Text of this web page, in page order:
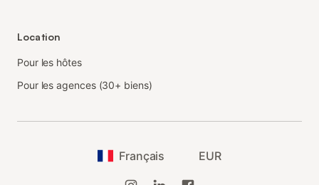
Location
Pour les hôtes
Pour les agences (30+ biens)
Français EUR